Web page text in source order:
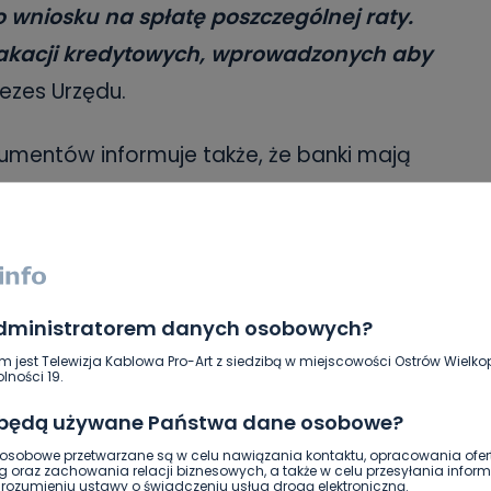
danych osobowych?
jest Telewizja Kablowa Pro-Art z siedzibą w miejscowości Ostrów
19.
używane Państwa dane osobowe?
przetwarzane są w celu nawiązania kontaktu, opracowania
oraz zachowania relacji biznesowych, a także w celu przesyłania
ustawy o świadczeniu usług drogą elektroniczną.
na spłatę poszczególnej raty.
kredytowych, wprowadzonych aby
Urzędu.
informuje także, że banki mają
wniosków również za
działały przez weekend bez przerw
z przepisami ustawy bank
raty kredytu z dniem doręczenia
to Prezes Urzędu może postawić
interesów konsumentów. Grożą za